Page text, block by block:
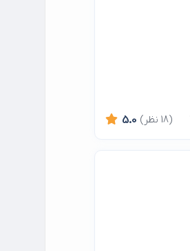
5.0 (18 نظر)